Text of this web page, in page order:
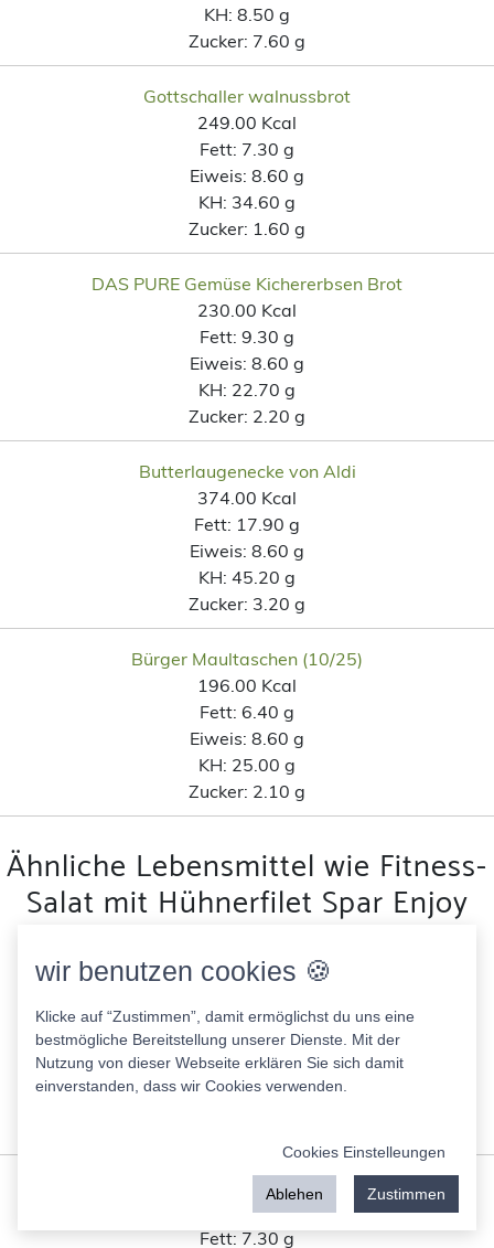
KH: 8.50 g
Zucker: 7.60 g
Gottschaller walnussbrot
249.00 Kcal
Fett: 7.30 g
Eiweis: 8.60 g
KH: 34.60 g
Zucker: 1.60 g
DAS PURE Gemüse Kichererbsen Brot
230.00 Kcal
Fett: 9.30 g
Eiweis: 8.60 g
KH: 22.70 g
Zucker: 2.20 g
Butterlaugenecke von Aldi
374.00 Kcal
Fett: 17.90 g
Eiweis: 8.60 g
KH: 45.20 g
Zucker: 3.20 g
Bürger Maultaschen (10/25)
196.00 Kcal
Fett: 6.40 g
Eiweis: 8.60 g
KH: 25.00 g
Zucker: 2.10 g
Ähnliche Lebensmittel wie Fitness-
Salat mit Hühnerfilet Spar Enjoy
104.00 Kcal
Fett:4.00 g
Eiweis:
Gottschaller walnussbrot
249.00 Kcal
Fett:7.30 g
wir benutzen cookies 🍪
Klicke auf “Zustimmen”, damit ermöglichst du uns eine
bestmögliche Bereitstellung unserer Dienste. Mit der
Nutzung von dieser Webseite erklären Sie sich damit
einverstanden, dass wir Cookies verwenden.
Cookies Einstelleungen
Ablehen Zustimmen